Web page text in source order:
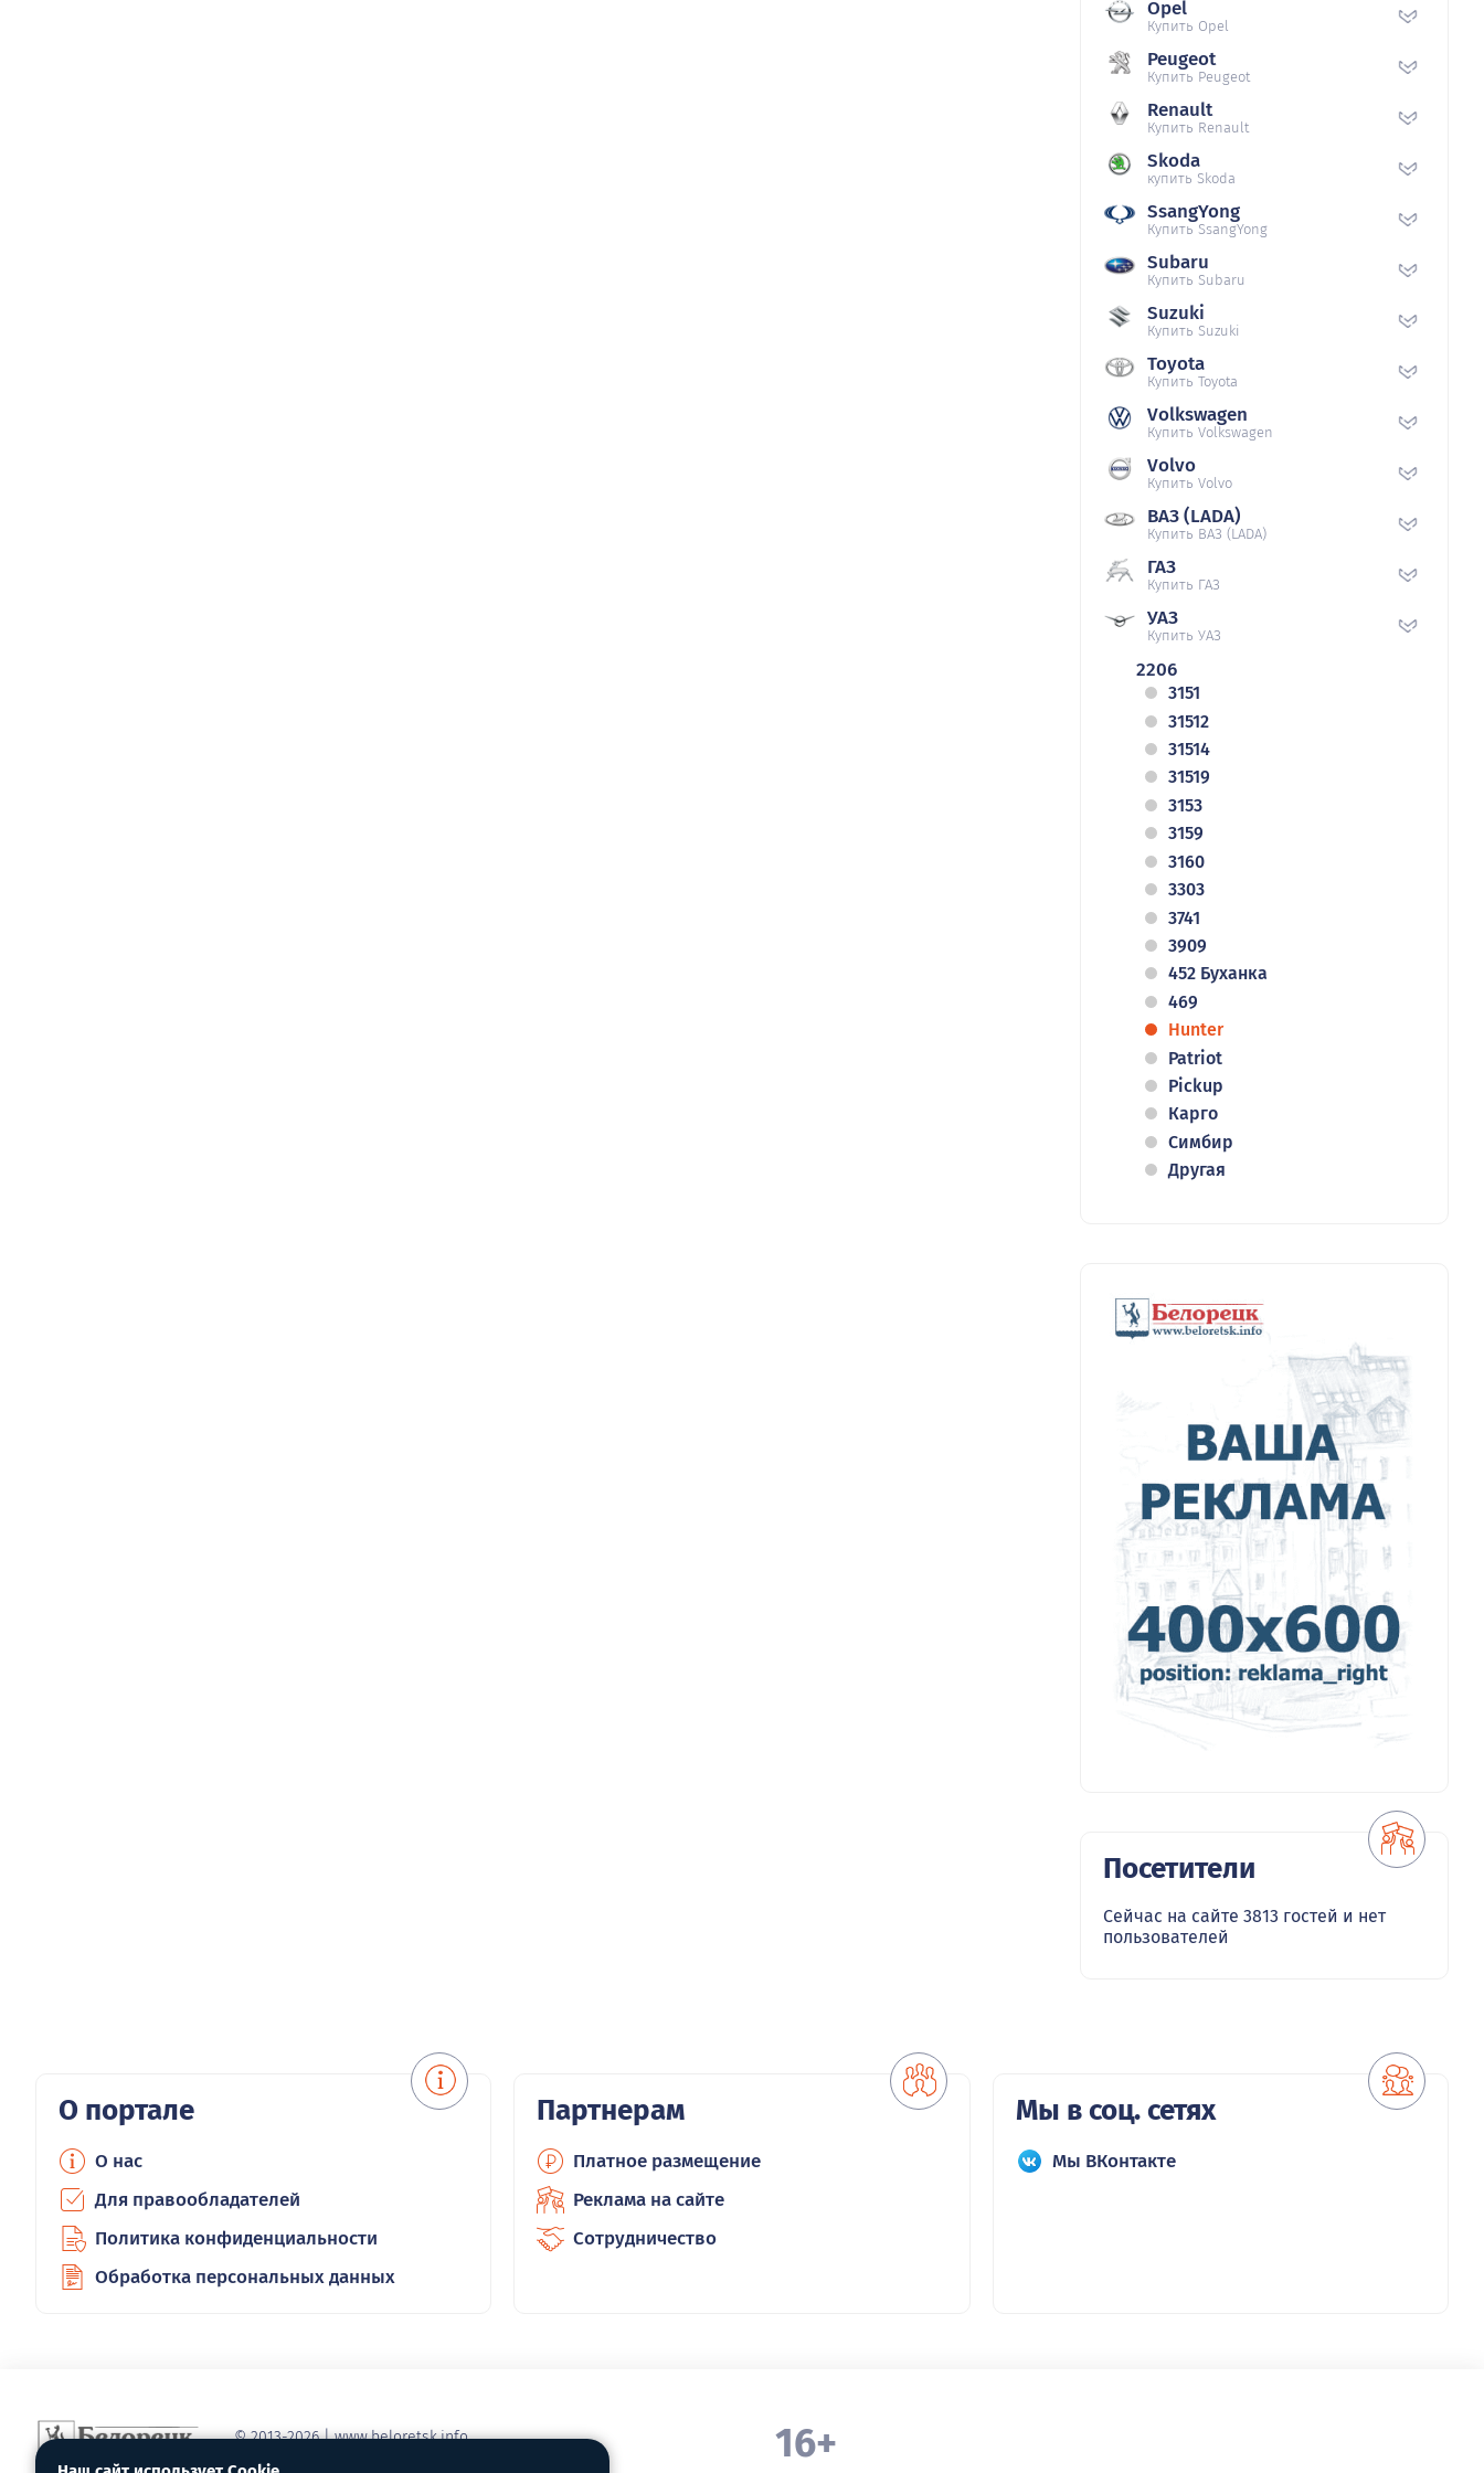
Opel
Купить Opel
Peugeot
Купить Peugeot
Renault
Купить Renault
Skoda
купить Skoda
SsangYong
Купить SsangYong
Subaru
Купить Subaru
Suzuki
Купить Suzuki
Toyota
Купить Toyota
Volkswagen
Купить Volkswagen
Volvo
Купить Volvo
ВАЗ (LADA)
Купить ВАЗ (LADA)
ГАЗ
Купить ГАЗ
УАЗ
Купить УАЗ
2206
3151
31512
31514
31519
3153
3159
3160
3303
3741
3909
452 Буханка
469
Hunter
Patriot
Pickup
Карго
Симбир
Другая
Посетители
Сейчас на сайте 3813 гостей и нет
пользователей
О портале
О нас
Для правообладателей
Политика конфиденциальности
Обработка персональных данных
Партнерам
Платное размещение
Реклама на сайте
Сотрудничество
Мы в соц. сетях
Мы ВКонтакте
© 2013-2026 | www.beloretsk.info
Справочно-информационный сайт г. Белорецка
16+